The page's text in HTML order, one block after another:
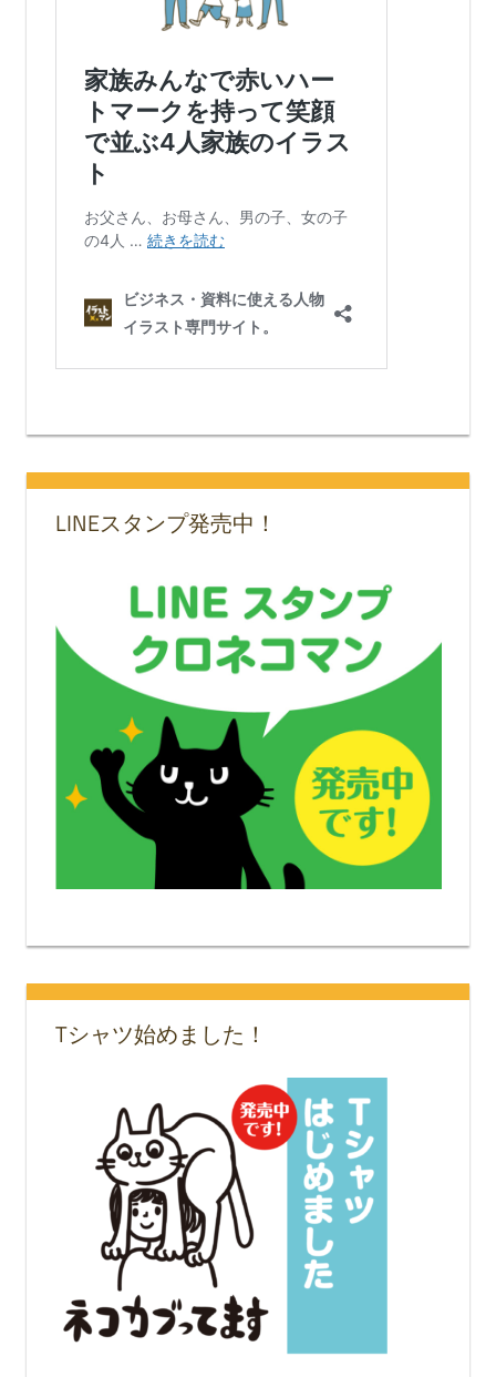
LINEスタンプ発売中！
Tシャツ始めました！